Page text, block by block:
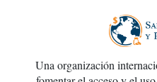
Una organización